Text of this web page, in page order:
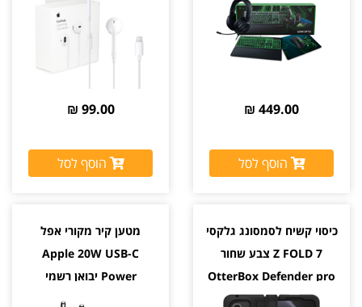
449.00 ₪
הוסף לסל
99.00 ₪
הוסף לסל
כיסוי קשיח לסמסונג גלקסי
Z FOLD 7 צבע שחור
OtterBox Defender pro
XT Magnetic יבואן רשמי
מטען קיר מקורי אפל
Apple 20W USB-C
Power יבואן רשמי